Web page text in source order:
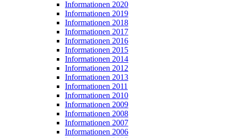
Informationen 2020
Informationen 2019
Informationen 2018
Informationen 2017
Informationen 2016
Informationen 2015
Informationen 2014
Informationen 2012
Informationen 2013
Informationen 2011
Informationen 2010
Informationen 2009
Informationen 2008
Informationen 2007
Informationen 2006